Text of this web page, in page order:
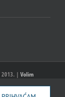
2013. | Volim